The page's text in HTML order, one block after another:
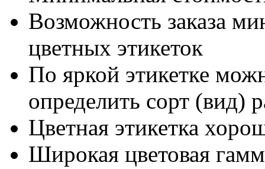
Возможность заказа
цветных этикеток
По яркой этикетке
определить сорт (вид)
Цветная этикетка
Широкая цветовая